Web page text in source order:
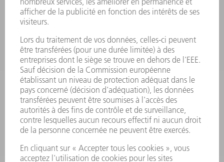
MACHINES & SYSTÈMES
LASER
ELECTRONIQUE DE PUISSANCE
OUTILS ÉLECTRIQUES
SMART FACTORY
LOGICIEL
SERVICES
APPLICATIONS
SECTEURS D'ACTIVITÉ
ENTREPRISE
CARRIÈRE
OFFRES D'EMPLOI
PROFIL DE L'ENTREPRISE
CONSEIL D'ADMINISTRATION
RAPPORT ANNUEL
PRINCIPES FONDAMENTAUX DE L'ENTREPRISE